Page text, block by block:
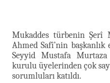
Mukaddes türbenin Şerî
Ahmed Safî’nin
Seyyid Mustafa
kurulu üyelerinden çok
sorumluları katıldı.